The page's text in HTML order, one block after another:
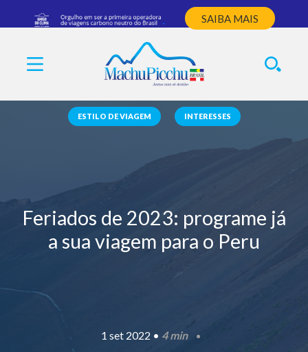
SAIBA MAIS
ESTILO DE VIAGEM INTERESSES
Feriados de 2023: programe já
a sua viagem para o Peru
1 set 2022 • 4 min